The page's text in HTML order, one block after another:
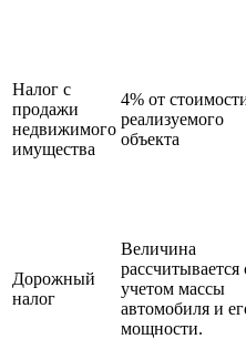
Налог с
продажи
недвижимого
имущества
4% от
реализуемого
объекта
Дорожный
налог
Величина
рассчитывается
учетом массы
автомобиля и
мощности.